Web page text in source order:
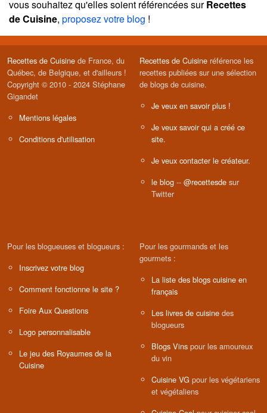
vous souhaitez qu'elles soient référencées surRecettes
de Cuisine, proposez votre blog !
Recettes de Cuisine de France, du
Québec, de Belgique, et d'ailleurs !
Copyright © 2010 - 2024 Stéphane
Gigandet
Mentions légales
Conditions d'utilisation
Recettes de Cuisine référence les
recettes publiées sur une sélection
de blogs de cuisine.
Je veux en savoir plus !
Je veux savoir qui a créé ce
site.
Je veux contacter le créateur.
le blog -- @recettesde sur
Twitter
Pour les blogueuses et blogueurs :
Inscrivez votre blog
Comment fonctionne le site ?
Foire Aux Questions
Logo personnalisable
Le jeu des Royaumes de la
Cuisine
Pour les gourmands et les
gourmets :
La liste des blogs cuisine en
français
Les livres de cuisine des
blogueurs
Blogs Vins pour les amoureux
du vin
Cuisine VG pour les végétariens
et végétaliens